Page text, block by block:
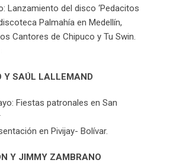
Lanzamiento del disco ‘Pedacitos
Palmahía en Medellín,
Cantores de Chipuco y Tu Swin.
Y SAÚL LALLEMAND
Fiestas patronales en San
en Pivijay- Bolívar.
Y JIMMY ZAMBRANO